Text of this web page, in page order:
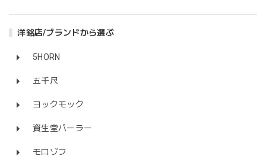
洋銘店/ブランドから選ぶ
5HORN
五千尺
ヨックモック
資生堂パーラー
モロゾフ